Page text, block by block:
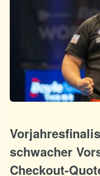
schwacher
Checkout-